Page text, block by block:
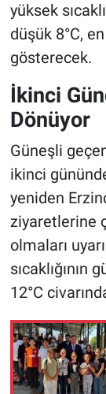
yüksek
düşük 8°C,
gösterecek.
İkinci
Dönüyor
Güneşli
ikinci
yeniden
ziyaretlerine
olmaları
sıcaklığının
12°C